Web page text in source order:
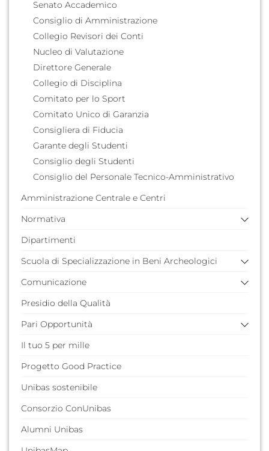
Senato Accademico
Consiglio di Amministrazione
Collegio Revisori dei Conti
Nucleo di Valutazione
Direttore Generale
Collegio di Disciplina
Comitato per lo Sport
Comitato Unico di Garanzia
Consigliera di Fiducia
Garante degli Studenti
Consiglio degli Studenti
Consiglio del Personale Tecnico-Amministrativo
Amministrazione Centrale e Centri
Normativa
Normativa nazionale
Normativa di Ateneo
Dipartimenti
Scuola di Specializzazione in Beni Archeologici
Regolamenti
Iscrizione primo anno
Adempimenti esami finali
Modulistica
Anni Accademici precedenti
Comunicazione
Team Comunicazione
Referenti Comunicazione di Dipartimenti, Scuola e
Centri
Piano di Comunicazione
Identità visiva
Richiesta di patrocinio
Comunicati stampa
Merchandising
Presidio della Qualità
Pari Opportunità
Bilancio di Genere (BdG)
Gender Equality Plan (GEP)
Il tuo 5 per mille
Progetto Good Practice
Unibas sostenibile
Consorzio ConUnibas
Alumni Unibas